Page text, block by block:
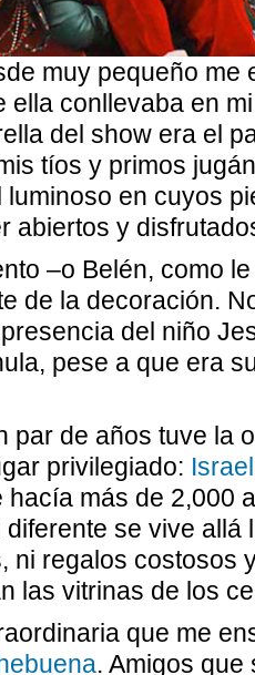
muy pequeño me
ella conllevaba en
del show era el
tíos y primos
luminoso en cuyos
abiertos y
–o Belén, como
de la decoración.
del niño
pese a que era
par de años tuve la
privilegiado: Israel
hacía más de 2,000
se vive allá
ni regalos costosos
las vitrinas de los
que me
. Amigos que